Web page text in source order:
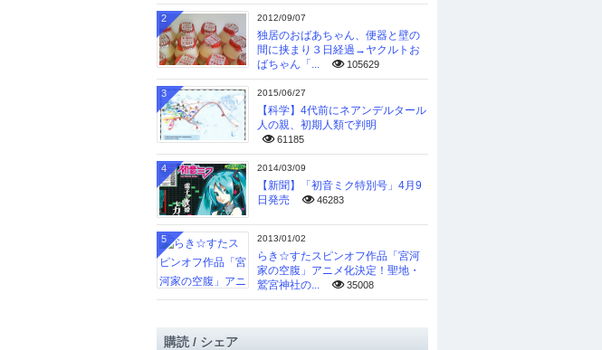
2012/09/07
独居のおばあちゃん、便器と壁の
間に挟まり３日経過→ヤクルトお
ばちゃん「...
105629
2
2015/06/27
【科学】4代前にネアンデルタール
人の親、初期人類で判明
61185
3
2014/03/09
【新聞】「初音ミク特別号」4月9
日発売
46283
4
2013/01/02
らき☆すたスピンオフ作品「宮河
家の空腹」アニメ化決定！聖地・
鷲宮神社の...
35008
5
購読 / シェア